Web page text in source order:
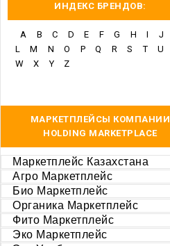
ИНДЕКС БРЕНДОВ:
A B C D E F G H I J
L
M N O P Q R S T U
W
X Y Z
МАРКЕТПЛЕЙСЫ КОМПАНИИ
HOLDING MARKETPLACE
Маркетплейс Казахстана
Агро Маркетплейс
Био Маркетплейс
Органика Маркетплейс
Фито Маркетплейс
Эко Маркетплейс